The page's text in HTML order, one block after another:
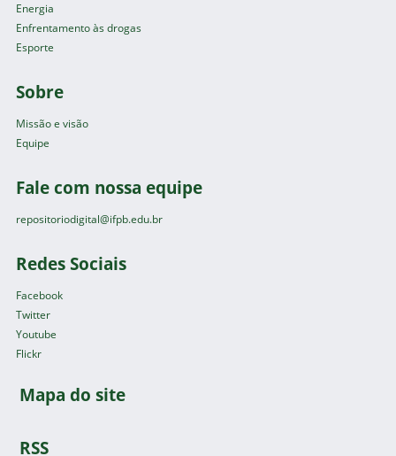
Energia
Enfrentamento às drogas
Esporte
Sobre
Missão e visão
Equipe
Fale com nossa equipe
repositoriodigital@ifpb.edu.br
Redes Sociais
Facebook
Twitter
Youtube
Flickr
Mapa do site
RSS